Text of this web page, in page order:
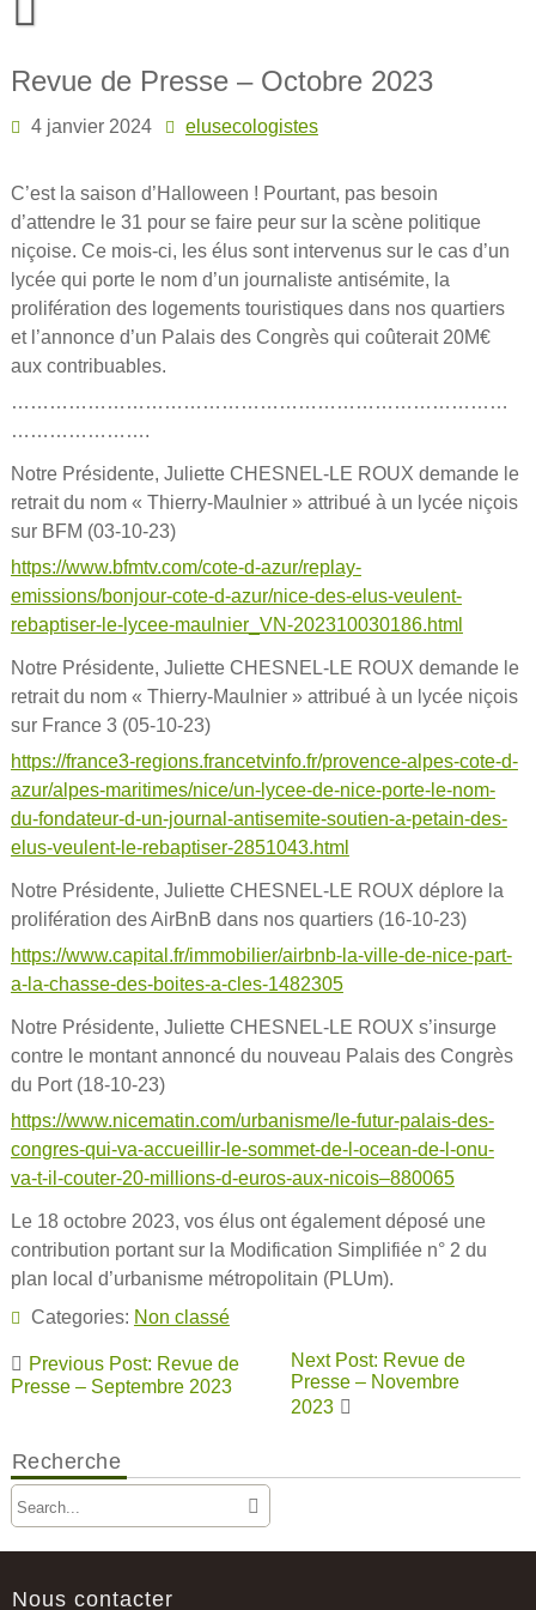
Revue de Presse – Octobre 2023
4 janvier 2024 elusecologistes
C’est la saison d’Halloween ! Pourtant, pas besoin
d’attendre le 31 pour se faire peur sur la scène politique
niçoise. Ce mois-ci, les élus sont intervenus sur le cas d’un
lycée qui porte le nom d’un journaliste antisémite, la
prolifération des logements touristiques dans nos quartiers
et l’annonce d’un Palais des Congrès qui coûterait 20M€
aux contribuables.
……………………………………………………………………
………………….
Notre Présidente, Juliette CHESNEL-LE ROUX demande le
retrait du nom « Thierry-Maulnier » attribué à un lycée niçois
sur BFM (03-10-23)
https://www.bfmtv.com/cote-d-azur/replay-
emissions/bonjour-cote-d-azur/nice-des-elus-veulent-
rebaptiser-le-lycee-maulnier_VN-202310030186.html
Notre Présidente, Juliette CHESNEL-LE ROUX demande le
retrait du nom « Thierry-Maulnier » attribué à un lycée niçois
sur France 3 (05-10-23)
https://france3-regions.francetvinfo.fr/provence-alpes-cote-d-
azur/alpes-maritimes/nice/un-lycee-de-nice-porte-le-nom-
du-fondateur-d-un-journal-antisemite-soutien-a-petain-des-
elus-veulent-le-rebaptiser-2851043.html
Notre Présidente, Juliette CHESNEL-LE ROUX déplore la
prolifération des AirBnB dans nos quartiers (16-10-23)
https://www.capital.fr/immobilier/airbnb-la-ville-de-nice-part-
a-la-chasse-des-boites-a-cles-1482305
Notre Présidente, Juliette CHESNEL-LE ROUX s’insurge
contre le montant annoncé du nouveau Palais des Congrès
du Port (18-10-23)
https://www.nicematin.com/urbanisme/le-futur-palais-des-
congres-qui-va-accueillir-le-sommet-de-l-ocean-de-l-onu-
va-t-il-couter-20-millions-d-euros-aux-nicois–880065
Le 18 octobre 2023, vos élus ont également déposé une
contribution portant sur la Modification Simplifiée n° 2 du
plan local d’urbanisme métropolitain (PLUm).
Categories: Non classé
Navigation
de
Previous Post: Revue de
Presse – Septembre 2023
Next Post: Revue de
Presse – Novembre
2023
Recherche
Nous contacter